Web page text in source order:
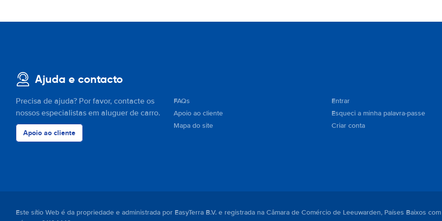
Ajuda e contacto
Precisa de ajuda? Por favor, contacte os
nossos especialistas em aluguer de carro.
Apoio ao cliente
FAQs
Apoio ao cliente
Mapa do site
Entrar
Esqueci a minha palavra-passe
Criar conta
Este sítio Web é da propriedade e administrada por EasyTerra B.V. e registrada na Câmara de Comércio de Leeuwarden, Países Baixos